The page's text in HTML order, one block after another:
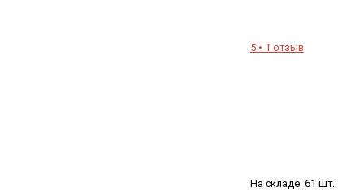
5 • 1 отзыв
На складе: 61 шт.